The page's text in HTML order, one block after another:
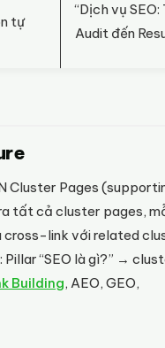
tự
“Dịch vụ SEO:
Audit đến
Cluster Pages
tất cả cluster pages,
cross-link với related
“SEO là gì?” →
Building, AEO, GEO,